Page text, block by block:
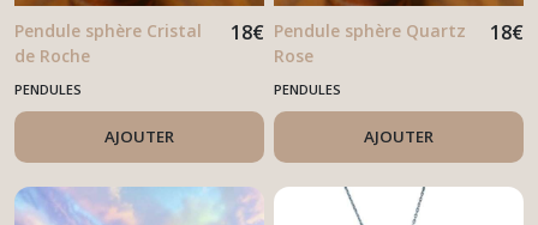
Pendule sphère Cristal
de Roche
18€
PENDULES
AJOUTER
Pendule sphère Quartz
Rose
18€
PENDULES
AJOUTER